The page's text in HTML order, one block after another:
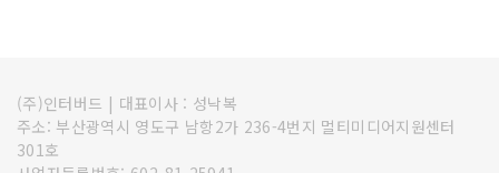
(주)인터버드 | 대표이사 : 성낙복
주소: 부산광역시 영도구 남항2가 236-4번지 멀티미디어지원센터
301호